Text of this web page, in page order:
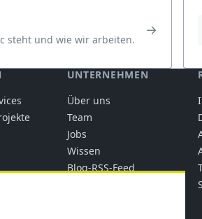
steht und wie wir arbeiten.
→
UNTERNEHMEN
Über uns
Team
Jobs
Wissen
Blog-RSS-Feed